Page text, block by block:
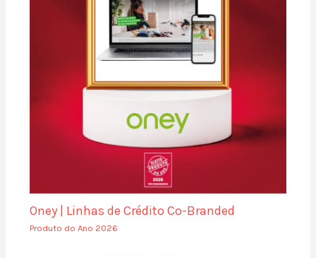
Oney | Linhas de Crédito Co-Branded
Produto do Ano 2026